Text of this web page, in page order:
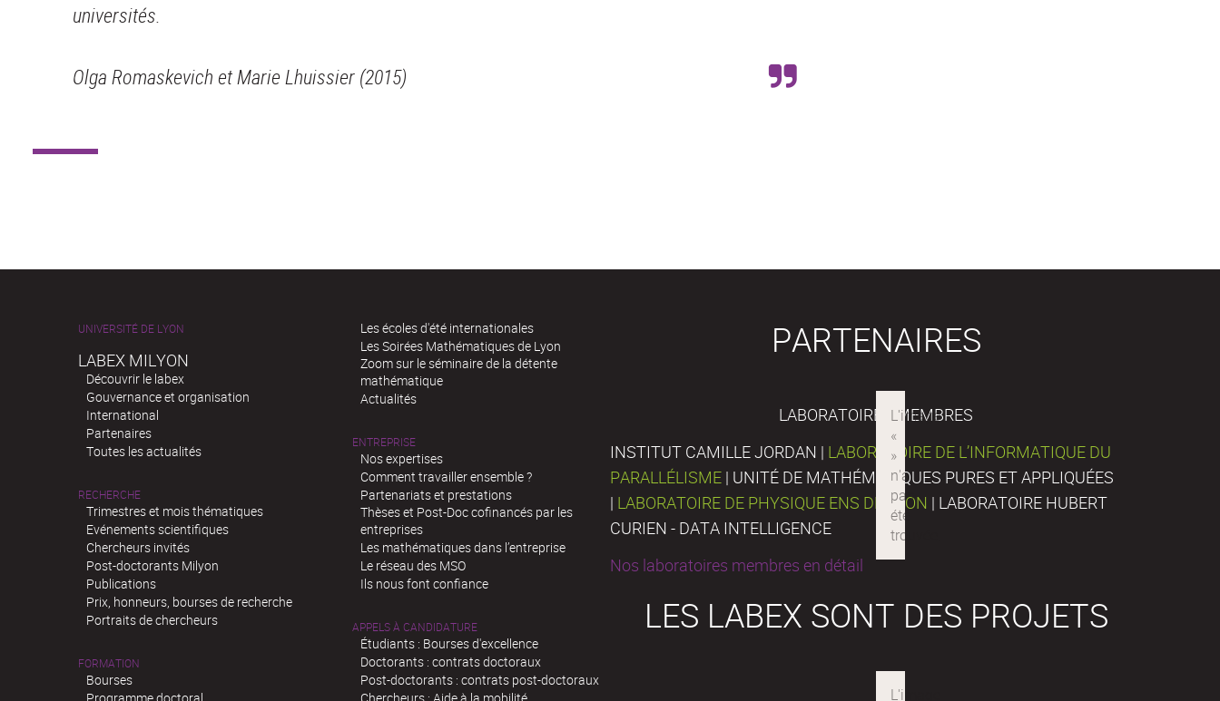
universités.
Olga Romaskevich et Marie Lhuissier (2015)
UNIVERSITÉ DE LYON
LABEX MILYON
Découvrir le labex
Gouvernance et organisation
International
Partenaires
Toutes les actualités
RECHERCHE
Trimestres et mois thématiques
Evénements scientifiques
Chercheurs invités
Post-doctorants Milyon
Publications
Prix, honneurs, bourses de recherche
Portraits de chercheurs
FORMATION
Bourses
Les écoles d'été internationales
Les Soirées Mathématiques de Lyon
Zoom sur le séminaire de la détente
mathématique
Actualités
ENTREPRISE
Nos expertises
Comment travailler ensemble ?
Partenariats et prestations
Thèses et Post-Doc cofinancés par les
entreprises
Les mathématiques dans l’entreprise
Le réseau des MSO
Ils nous font confiance
APPELS À CANDIDATURE
Étudiants : Bourses d'excellence
Doctorants : contrats doctoraux
Post-doctorants : contrats post-doctoraux
PARTENAIRES
LABORATOIRES MEMBRES
INSTITUT CAMILLE JORDAN | LABORATOIRE DE L’INFORMATIQUE DU
PARALLÉLISME | UNITÉ DE MATHÉMATIQUES PURES ET APPLIQUÉES
| LABORATOIRE DE PHYSIQUE ENS DE LYON | LABORATOIRE HUBERT
CURIEN - DATA INTELLIGENCE
Nos laboratoires membres en détail
LES LABEX SONT DES PROJETS